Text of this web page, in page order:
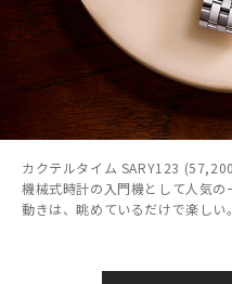
カクテルタイム SARY123
機械式時計の入門機として人気
動きは、眺めているだけで楽しい